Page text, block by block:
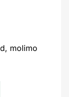
molimo